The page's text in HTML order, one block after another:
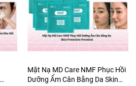
Mặt Nạ MD Care NMF Phục Hồi
Dưỡng Ẩm Cân Bằng Da Skin